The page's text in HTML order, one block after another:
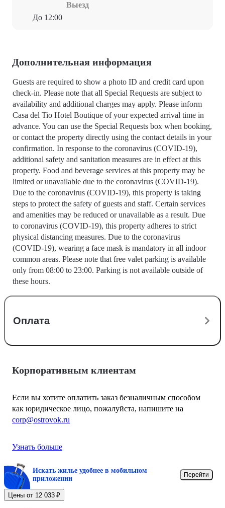
Выезд
До 12:00
Дополнительная информация
Guests are required to show a photo ID and credit card upon
check-in. Please note that all Special Requests are subject to
availability and additional charges may apply. Please inform
Casa del Tio Hotel Boutique of your expected arrival time in
advance. You can use the Special Requests box when booking,
or contact the property directly using the contact details in your
confirmation. In response to the coronavirus (COVID-19),
additional safety and sanitation measures are in effect at this
property. Food and beverage services at this property may be
limited or unavailable due to the coronavirus (COVID-19).
Due to the coronavirus (COVID-19), this property is taking
steps to protect the safety of guests and staff. Certain services
and amenities may be reduced or unavailable as a result. Due
to coronavirus (COVID-19), this property adheres to strict
physical distancing measures. Due to the coronavirus
(COVID-19), wearing a face mask is mandatory in all indoor
common areas. Please note that free valet parking is available
only from 08:00 to 23:00. Parking is not available outside of
these hours.
Оплата
Корпоративным клиентам
Если вы хотите оплатить заказ безналичным способом
как юридическое лицо, пожалуйста, напишите на
corp@ostrovok.ru
Узнать больше
Искать жилье удобнее в мобильном
приложении
Перейти
Цены от 12 033 ₽